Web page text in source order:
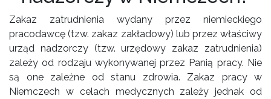
Zakaz zatrudnienia wydany przez niemieckiego
pracodawcę (tzw. zakaz zakładowy) lub przez właściwy
urząd nadzorczy (tzw. urzędowy zakaz zatrudnienia)
zależy od rodzaju wykonywanej przez Panią pracy. Nie
są one zależne od stanu zdrowia. Zakaz pracy w
Niemczech w celach medycznych zależy jednak od